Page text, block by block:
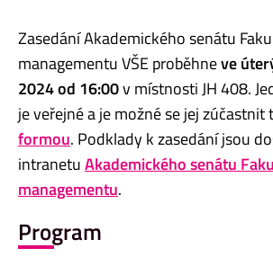
Zasedání Akademického senátu
managementu VŠE proběhneve
2024 od 16:00v místnosti JH 408.
je veřejné a je možné se jej zúčastnit
formou. Podklady k zasedání jsou
intranetuAkademického senátu
managementu.
Program